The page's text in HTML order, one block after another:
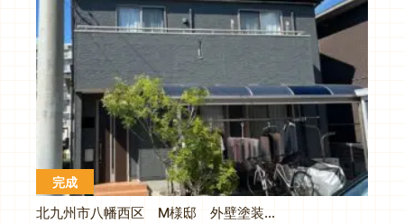
完成
北九州市八幡西区 M様邸 外壁塗装 防水工事